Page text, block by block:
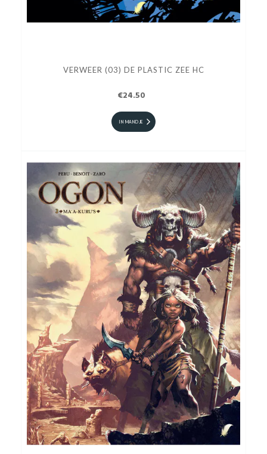
VERWEER (03) DE PLASTIC ZEE HC
€24.50
IN MANDJE